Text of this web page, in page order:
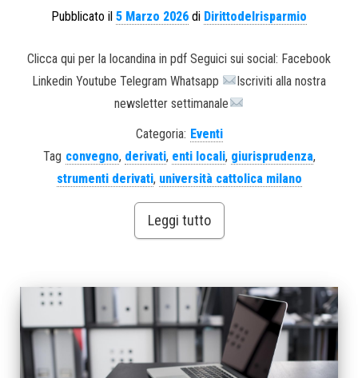
Pubblicato il 5 Marzo 2026 di Dirittodelrisparmio
Clicca qui per la locandina in pdf Seguici sui social: Facebook
Linkedin Youtube Telegram Whatsapp
Iscriviti alla nostra
newsletter settimanale
Categoria: Eventi
Tag convegno, derivati, enti locali, giurisprudenza,
strumenti derivati, università cattolica milano
Leggi tutto